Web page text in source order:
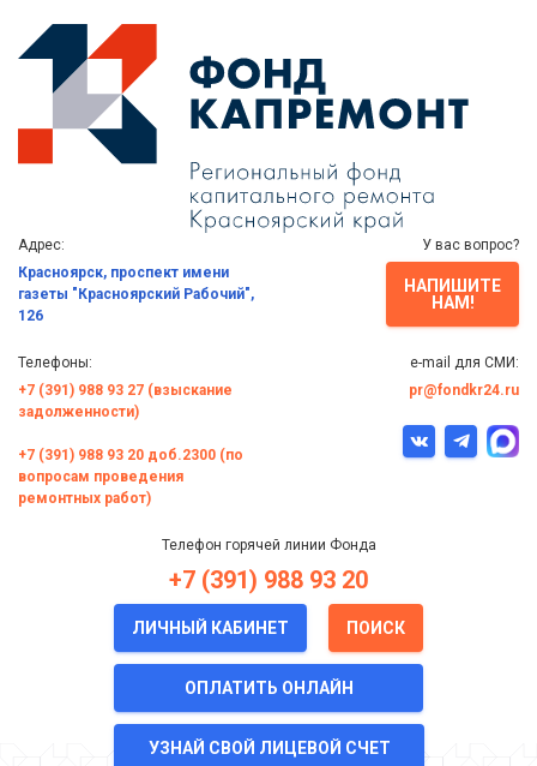
Адрес:
Красноярск, проспект имени
газеты "Красноярский Рабочий",
126
Телефоны:
+7 (391) 988 93 27 (взыскание
задолженности)
+7 (391) 988 93 20 доб.2300 (по
вопросам проведения
ремонтных работ)
У вас вопрос?
НАПИШИТЕ
НАМ!
e-mail для СМИ:
pr@fondkr24.ru
Телефон горячей линии Фонда
+7 (391) 988 93 20
ЛИЧНЫЙ КАБИНЕТ ПОИСК
ОПЛАТИТЬ ОНЛАЙН
УЗНАЙ СВОЙ ЛИЦЕВОЙ СЧЕТ